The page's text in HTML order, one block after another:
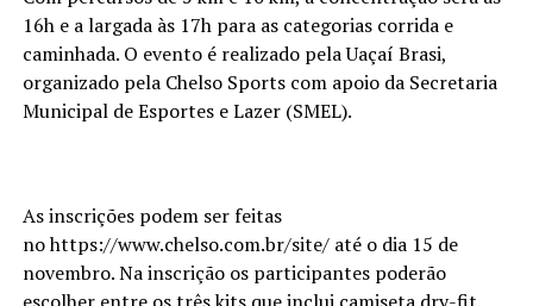
16h e a largada às 17h para as categorias corrida e
caminhada. O evento é realizado pela Uaçaí Brasi,
organizado pela Chelso Sports com apoio da Secretaria
Municipal de Esportes e Lazer (SMEL).
As inscrições podem ser feitas
no https://www.chelso.com.br/site/ até o dia 15 de
novembro. Na inscrição os participantes poderão